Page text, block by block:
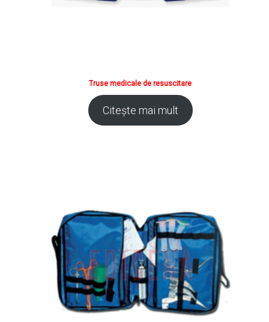
Truse medicale de resuscitare
Citește mai mult